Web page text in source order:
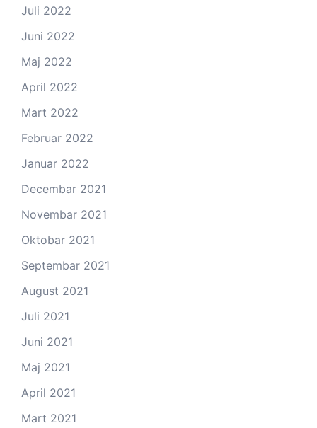
Juli 2022
Juni 2022
Maj 2022
April 2022
Mart 2022
Februar 2022
Januar 2022
Decembar 2021
Novembar 2021
Oktobar 2021
Septembar 2021
August 2021
Juli 2021
Juni 2021
Maj 2021
April 2021
Mart 2021